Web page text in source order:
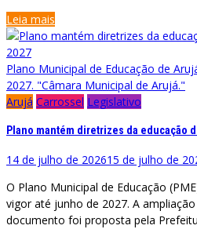
Leia mais
Plano Municipal de Educação de
2027. "Câmara Municipal de Arujá."
Arujá Carrossel Legislativo
Plano mantém diretrizes da educação
14 de julho de 202615 de julho de
O Plano Municipal de Educação
vigor até junho de 2027. A
documento foi proposta pela